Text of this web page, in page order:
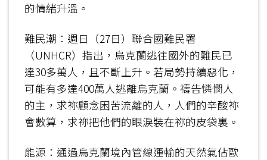
的情緒升溫。
難民潮：週日（27日）聯合國難民署
（UNHCR）指出，烏克蘭逃往國外的難民已
達30多萬人，且不斷上升。若局勢持續惡化，
可能有多達400萬人逃離烏克蘭。禱告憐憫人
的主，求祢顧念困苦流離的人，人們的辛酸祢
會數算，求祢把他們的眼淚裝在祢的皮袋裏。
能源：通過烏克蘭境內管線運輸的天然氣佔歐